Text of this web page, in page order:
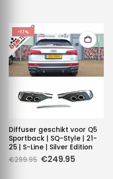
-17%
Diffuser geschikt voor Q5
Sportback | SQ-Style | 21-
25 | S-Line | Silver Edition
€299.95 Oorspronkelijke
€249.95Huidige